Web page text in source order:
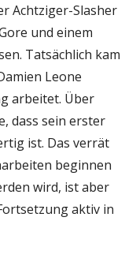
Achtziger-Slasher
und einem
Tatsächlich kam
Leone
arbeitet. Über
dass sein erster
ist. Das verrät
beginnen
wird, ist aber
aktiv in